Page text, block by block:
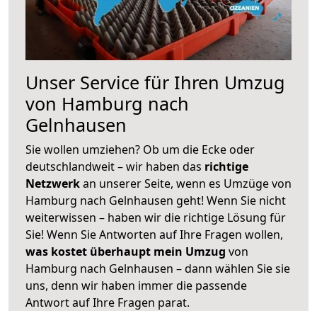
Unser Service für Ihren Umzug
von Hamburg nach
Gelnhausen
Sie wollen umziehen? Ob um die Ecke oder
deutschlandweit – wir haben das richtige
Netzwerkan unserer Seite, wenn es Umzüge von
Hamburg nach Gelnhausen geht! Wenn Sie nicht
weiterwissen – haben wir die richtige Lösung für
Sie! Wenn Sie Antworten auf Ihre Fragen wollen,
was kostet überhaupt mein Umzug von
Hamburg nach Gelnhausen – dann wählen Sie sie
uns, denn wir haben immer die passende
Antwort auf Ihre Fragen parat.